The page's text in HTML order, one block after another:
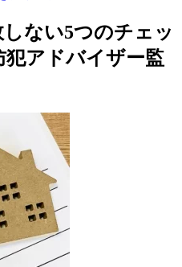
ない5つのチェッ
犯アドバイザー監